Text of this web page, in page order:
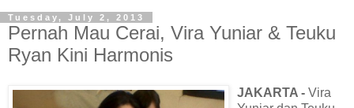
Tuesday, July 2, 2013
Pernah Mau Cerai, Vira Yuniar & Teuku
Ryan Kini Harmonis
JAKARTA - Vira